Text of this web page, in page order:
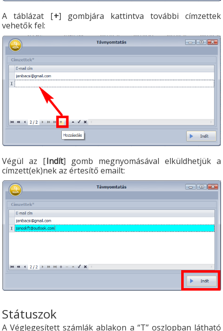
A táblázat [+] gombjára kattintva további címzettek
vehetők fel:
Végül az [Indít] gomb megnyomásával elküldhetjük a
címzett(ek)nek az értesítő emailt:
Státuszok
A Véglegesített számlák ablakon a “T” oszlopban látható